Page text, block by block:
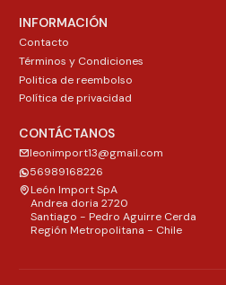
INFORMACIÓN
Contacto
Términos y Condiciones
Politica de reembolso
Política de privacidad
CONTÁCTANOS
leonimport13@gmail.com
56989168226
León Import SpA
Andrea doria 2720
Santiago - Pedro Aguirre Cerda
Región Metropolitana - Chile